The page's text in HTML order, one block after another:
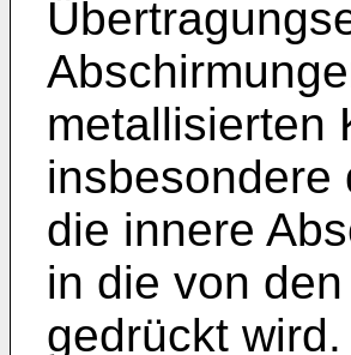
metallisierten
insbesondere
die innere
in die von
gedrückt